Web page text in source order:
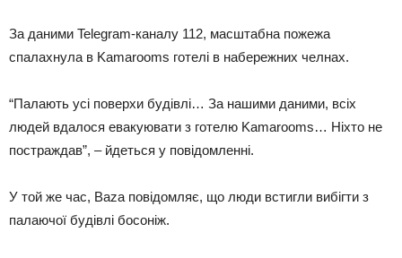
За даними Telegram-каналу 112, масштабна пожежа
спалахнула в Kamarooms готелі в набережних челнах.
“Палають усі поверхи будівлі… За нашими даними, всіх
людей вдалося евакуювати з готелю Kamarooms… Ніхто не
постраждав”, – йдеться у повідомленні.
У той же час, Baza повідомляє, що люди встигли вибігти з
палаючої будівлі босоніж.